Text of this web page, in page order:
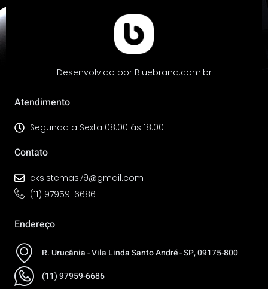
Desenvolvido por Bluebrand.com.br
Atendimento
Segunda a Sexta 08:00 ás 18:00
Contato
cksistemas79@gmail.com
(11) 97959-6686
Endereço
R. Urucânia - Vila Linda Santo André - SP, 09175-800
(11) 97959-6686